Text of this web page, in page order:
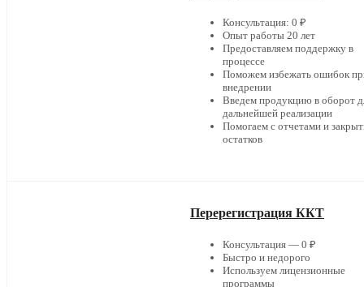
Консультация: 0 ₽
Опыт работы 20 лет
Предоставляем поддержку в
процессе
Поможем избежать ошибок
внедрении
Введем продукцию в оборот
дальнейшей реализации
Помогаем с отчетами и
остатков
Перерегистрация ККТ
Консультация — 0 ₽
Быстро и недорого
Используем лицензионные
программы